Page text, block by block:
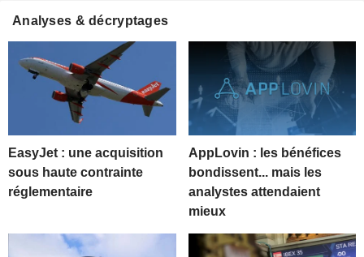
Analyses & décryptages
EasyJet : une acquisition
sous haute contrainte
réglementaire
AppLovin : les bénéfices
bondissent... mais les
analystes attendaient
mieux